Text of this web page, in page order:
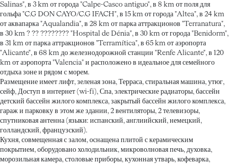
Salinas", в 3 km от города "Calpe-Casco antiguo", в 8 km от поля для
гольфа "C.G DON CAYO/C.G IFACH", в 15 km от города "Altea", в 24 km
от аквапарка "Aqualandia", в 28 km от парка аттракционов "Terranatura",
в 30 km ? ?? ???????? "Hospital de Dénia", в 30 km от города "Benidorm",
в 31 km от парка аттракционов "Terramítica", в 65 km от аэропорта
"Alicante", в 68 km до железнодорожной станции "Renfe Alicante", в 120
km от аэропорта "Valencia" и расположено в идеальное для семейного
отдыха зоне и рядом с морем.
Размещение имеет лифт, зеленая зона, Терраса, стиральная машина, утюг,
сейф, Доступ в интернет (wi-fi), Спа, электрические радиаторы, бассейн
детский бассейн жилого комплекса, закрытый бассейн жилого комплекса,
гараж и парковку в этом же здании, 2 вентиляторы, 2 телевизоры,
спутниковая антенна (языки: испанский, англиийский, немецкий,
голландский, французский).
Кухня, совмещенная с залом, оснащена плитой с керамическим
покрытием, оборудовано холодильник, микроволновая печь, духовка,
морозильная камера, столовые приборы, кухонная утварь, кофеварка,